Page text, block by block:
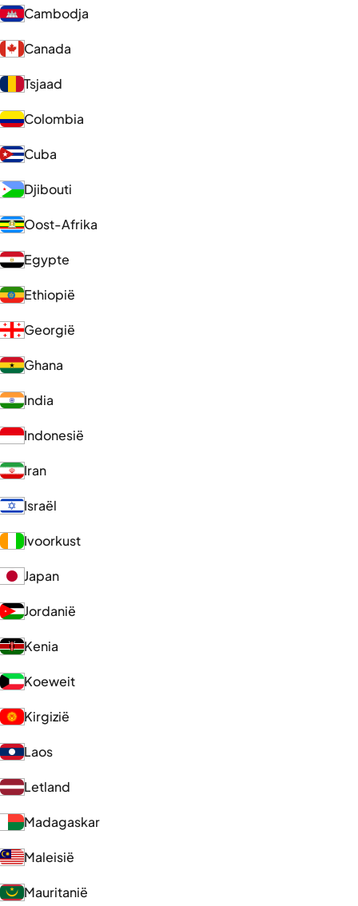
Cambodja
Canada
Tsjaad
Colombia
Cuba
Djibouti
Oost-Afrika
Egypte
Ethiopië
Georgië
Ghana
India
Indonesië
Iran
Israël
Ivoorkust
Japan
Jordanië
Kenia
Koeweit
Kirgizië
Laos
Letland
Madagaskar
Maleisië
Mauritanië